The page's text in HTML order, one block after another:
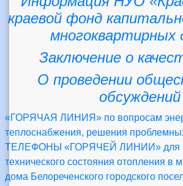
краевой фонд
многоквартирных
Заключение о
О проведении
обсуждений
«ГОРЯЧАЯ ЛИНИЯ» по вопросам
теплоснабжения, решения
ТЕЛЕФОНЫ «ГОРЯЧЕЙ ЛИНИИ» для
технического состояния отопления в
дома Белореченского городского